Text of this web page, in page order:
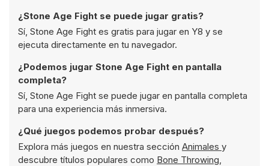
¿Stone Age Fight se puede jugar gratis?
Sí, Stone Age Fight es gratis para jugar en Y8 y se
ejecuta directamente en tu navegador.
¿Podemos jugar Stone Age Fight en pantalla
completa?
Sí, Stone Age Fight se puede jugar en pantalla completa
para una experiencia más inmersiva.
¿Qué juegos podemos probar después?
Explora más juegos en nuestra sección Animales y
descubre títulos populares como Bone Throwing,